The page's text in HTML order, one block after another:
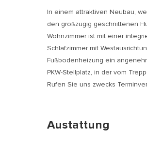
In einem attraktiven Neubau,
den großzügig geschnittenen
Wohnzimmer ist mit einer
Schlafzimmer mit
Fußbodenheizung ein
PKW-Stellplatz, in der vom
Rufen Sie uns zwecks
Austattung